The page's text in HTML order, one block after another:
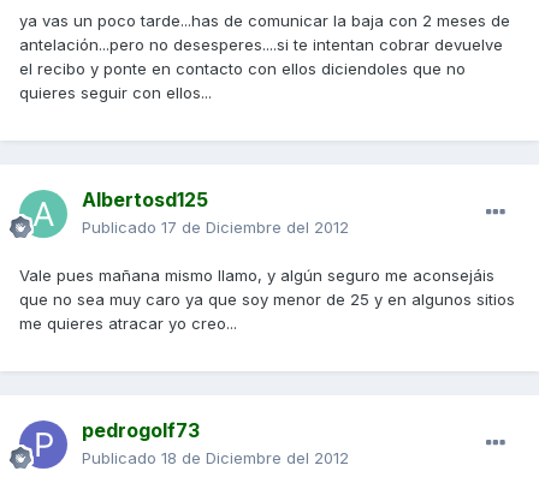
ya vas un poco tarde...has de comunicar la baja con 2 meses de
antelación...pero no desesperes....si te intentan cobrar devuelve
el recibo y ponte en contacto con ellos diciendoles que no
quieres seguir con ellos...
Albertosd125
Publicado 17 de Diciembre del 2012
Vale pues mañana mismo llamo, y algún seguro me aconsejáis
que no sea muy caro ya que soy menor de 25 y en algunos sitios
me quieres atracar yo creo...
pedrogolf73
Publicado 18 de Diciembre del 2012